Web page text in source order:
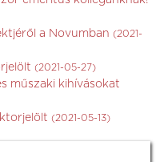
a Novumban (2021-
(2021-05-27)
műszaki kihívásokat
(2021-05-13)